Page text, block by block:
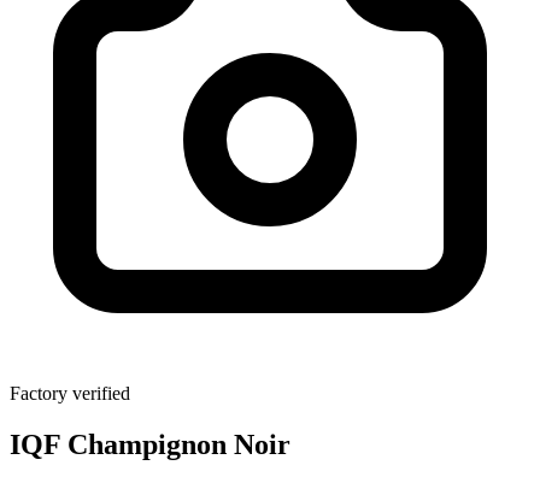
Factory verified
IQF Champignon Noir